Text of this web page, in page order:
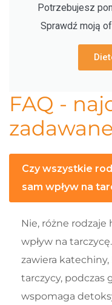
Potrzebujesz
Sprawdź moją
FAQ -
Czy wszystkie
sam wpływ na
Nie, różne
wpływ na
zawiera
tarczycy, podczas
wspomaga